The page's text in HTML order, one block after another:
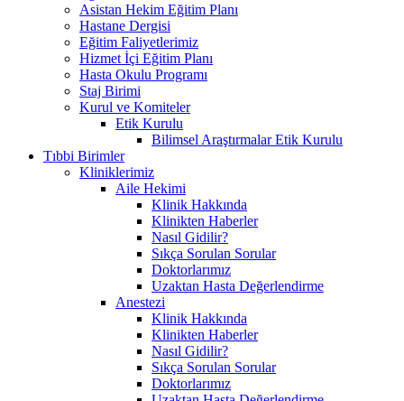
Asistan Hekim Eğitim Planı
Hastane Dergisi
Eğitim Faliyetlerimiz
Hizmet İçi Eğitim Planı
Hasta Okulu Programı
Staj Birimi
Kurul ve Komiteler
Etik Kurulu
Bilimsel Araştırmalar Etik Kurulu
Tıbbi Birimler
Kliniklerimiz
Aile Hekimi
Klinik Hakkında
Klinikten Haberler
Nasıl Gidilir?
Sıkça Sorulan Sorular
Doktorlarımız
Uzaktan Hasta Değerlendirme
Anestezi
Klinik Hakkında
Klinikten Haberler
Nasıl Gidilir?
Sıkça Sorulan Sorular
Doktorlarımız